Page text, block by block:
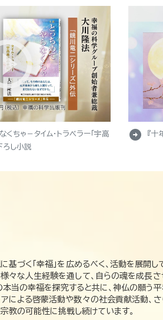
ちゃ－タイム・トラベラー「宇高
ろし小説
arrow_circle_right 『十
く「幸福」を広めるべく、活動を展開
々な人生経験を通して、自らの魂を成長
当の幸福を探究すると共に、神仏の願う
よる啓蒙活動や数々の社会貢献活動、
教の可能性に挑戦し続けています。